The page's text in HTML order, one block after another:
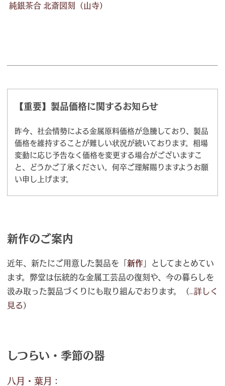
純銀茶合 北斎図刻（山寺）
【重要】製品価格に関するお知らせ
昨今、社会情勢による金属原料価格が急騰しており、製品
価格を維持することが難しい状況が続いております。相場
変動に応じ予告なく価格を変更する場合がございますこ
と、どうかご了承ください。何卒ご理解賜りますようお願
い申し上げます。
新作のご案内
近年、新たにご用意した製品を「 新作 」としてまとめてい
ます。弊堂は伝統的な金属工芸品の復刻や、今の暮らしを
汲み取った製品づくりにも取り組んでおります。（...詳しく
見る）
しつらい・季節の器
八月・葉月 ：